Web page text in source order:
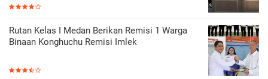
Rutan Kelas I Medan Berikan Remisi 1 Warga
Binaan Konghuchu Remisi Imlek